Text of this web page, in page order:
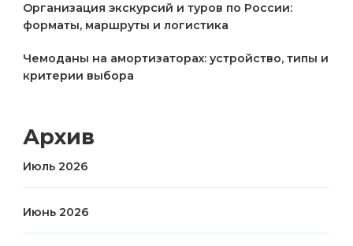
Организация экскурсий и туров по России:
форматы, маршруты и логистика
Чемоданы на амортизаторах: устройство, типы и
критерии выбора
Архив
Июль 2026
Июнь 2026